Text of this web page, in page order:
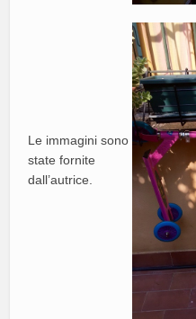
Le immagini sono
state fornite
dall’autrice.